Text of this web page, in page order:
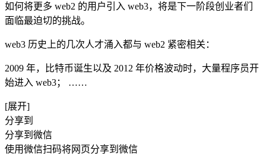
如何将更多 web2 的用户引入 web3，将是下一阶段创业者们
面临最迫切的挑战。
web3 历史上的几次人才涌入都与 web2 紧密相关：
2009 年，比特币诞生以及 2012 年价格波动时，大量程序员开
始进入 web3； ​……
[展开]
分享到
分享到微信
使用微信扫码将网页分享到微信